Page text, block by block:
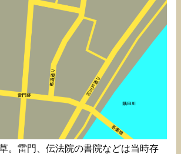
。雷門、伝法院の書院などは当時存